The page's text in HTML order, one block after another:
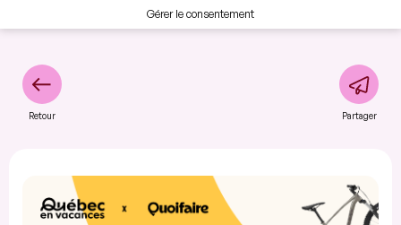
Gérer le consentement
Retour Partager